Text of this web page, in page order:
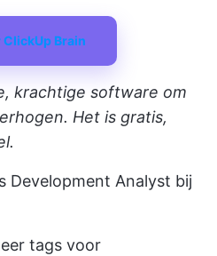
ClickUp Brain
krachtige software om
Het is gratis,
Development Analyst bij
tags voor